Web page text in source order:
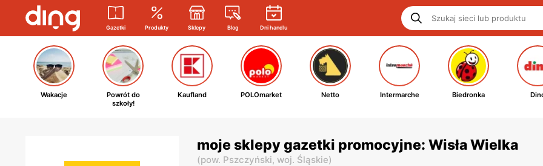
Gazetki Produkty Sklepy Blog Dni handlu
Wakacje
Powrót do
szkoły!
Kaufland POLOmarket Netto Intermarche Biedronka
moje sklepy gazetki promocyjne: Wisła Wielka
(pow. Pszczyński, woj. Śląskie)